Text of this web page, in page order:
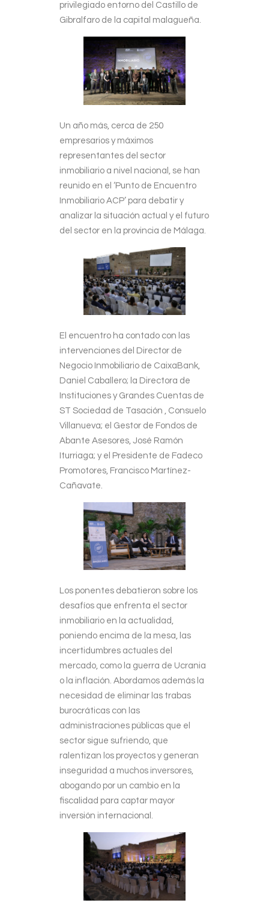
privilegiado entorno del Castillo de
Gibralfaro de la capital malagueña.
Un año más, cerca de 250
empresarios y máximos
representantes del sector
inmobiliario a nivel nacional, se han
reunido en el ‘Punto de Encuentro
Inmobiliario ACP’ para debatir y
analizar la situación actual y el futuro
del sector en la provincia de Málaga.
El encuentro ha contado con las
intervenciones del Director de
Negocio Inmobiliario de CaixaBank,
Daniel Caballero; la Directora de
Instituciones y Grandes Cuentas de
ST Sociedad de Tasación , Consuelo
Villanueva; el Gestor de Fondos de
Abante Asesores, José Ramón
Iturriaga; y el Presidente de Fadeco
Promotores, Francisco Martínez-
Cañavate.
Los ponentes debatieron sobre los
desafíos que enfrenta el sector
inmobiliario en la actualidad,
poniendo encima de la mesa, las
incertidumbres actuales del
mercado, como la guerra de Ucrania
o la inflación. Abordamos además la
necesidad de eliminar las trabas
burocráticas con las
administraciones públicas que el
sector sigue sufriendo, que
ralentizan los proyectos y generan
inseguridad a muchos inversores,
abogando por un cambio en la
fiscalidad para captar mayor
inversión internacional.